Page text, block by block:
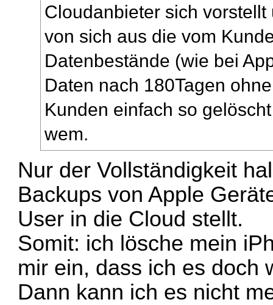
Cloudanbieter sich
von sich aus die vom
Datenbestände (wie bei
Daten nach 180Tagen
Kunden einfach so
wem.
Nur der Vollständigkeit
Backups von Apple
User in die Cloud stellt.
Somit: ich lösche mein
mir ein, dass ich es doch
Dann kann ich es nicht